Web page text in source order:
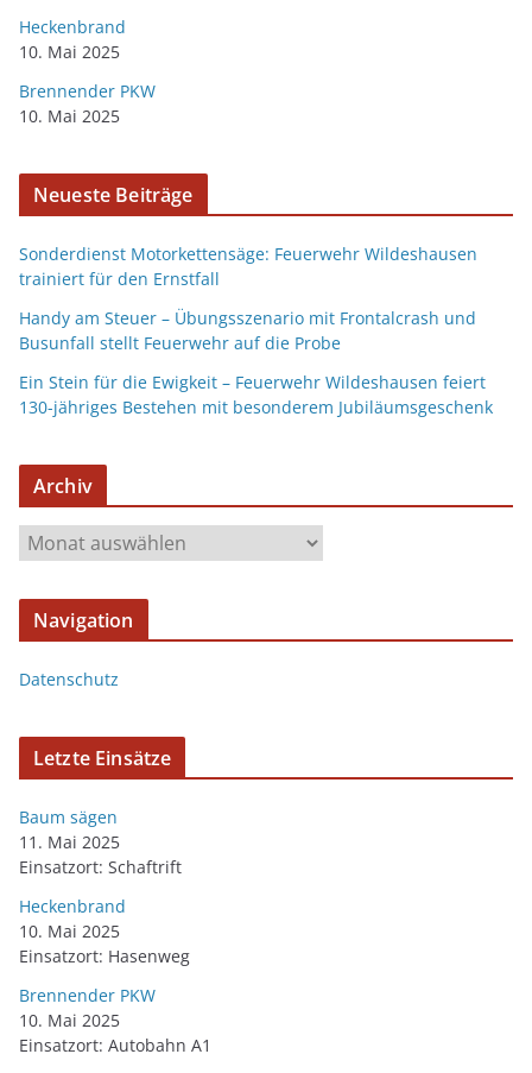
Heckenbrand
10. Mai 2025
Brennender PKW
10. Mai 2025
Neueste Beiträge
Sonderdienst Motorkettensäge: Feuerwehr Wildeshausen
trainiert für den Ernstfall
Handy am Steuer – Übungsszenario mit Frontalcrash und
Busunfall stellt Feuerwehr auf die Probe
Ein Stein für die Ewigkeit – Feuerwehr Wildeshausen feiert
130-jähriges Bestehen mit besonderem Jubiläumsgeschenk
Archiv
Navigation
Datenschutz
Letzte Einsätze
Baum sägen
11. Mai 2025
Einsatzort: Schaftrift
Heckenbrand
10. Mai 2025
Einsatzort: Hasenweg
Brennender PKW
10. Mai 2025
Einsatzort: Autobahn A1